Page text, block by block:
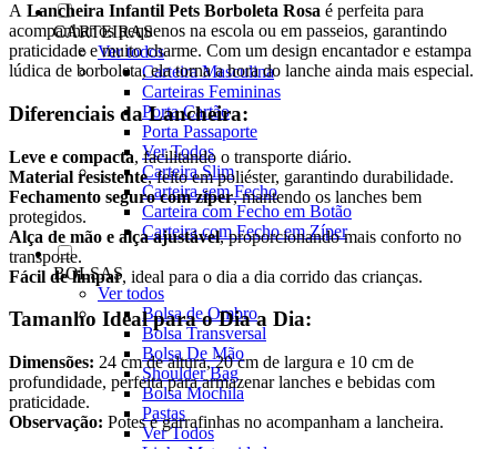
CARTEIRAS
Ver todos
Carteira Masculina
Carteiras Femininas
Porta Cartão
Porta Passaporte
Ver Todos
Carteira Slim
Carteira sem Fecho
Carteira com Fecho em Botão
Carteira com Fecho em Zíper
BOLSAS
Ver todos
Bolsa de Ombro
Bolsa Transversal
Bolsa De Mão
Shoulder Bag
Bolsa Mochila
Pastas
Ver Todos
A Lancheira Infantil Pets Borboleta Rosa é perfeita para
acompanhar os pequenos na escola ou em passeios, garantindo
praticidade e muito charme. Com um design encantador e estampa
lúdica de borboleta, ela torna a hora do lanche ainda mais especial.
Diferenciais da Lancheira:
Leve e compacta, facilitando o transporte diário.
Material resistente, feito em poliéster, garantindo durabilidade.
Fechamento seguro com zíper, mantendo os lanches bem
protegidos.
Alça de mão e alça ajustável, proporcionando mais conforto no
transporte.
Fácil de limpar, ideal para o dia a dia corrido das crianças.
Tamanho Ideal para o Dia a Dia:
Dimensões: 24 cm de altura, 20 cm de largura e 10 cm de
profundidade, perfeita para armazenar lanches e bebidas com
praticidade.
Observação: Potes e garrafinhas no acompanham a lancheira.